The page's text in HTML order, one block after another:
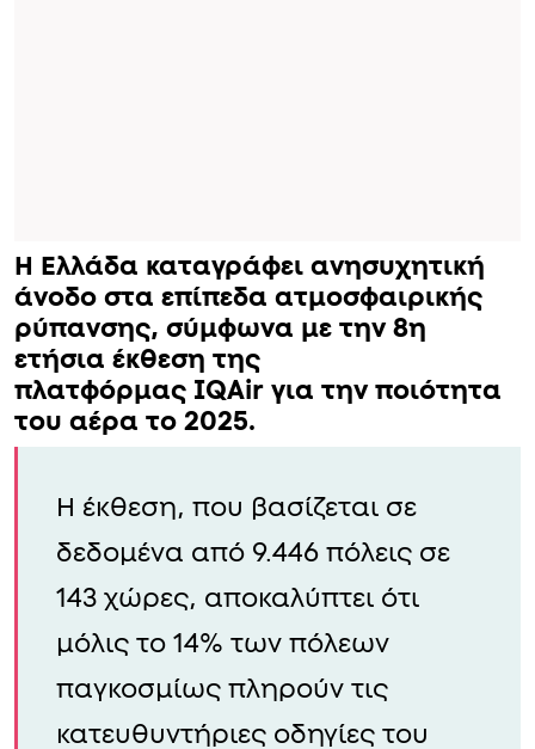
Η Ελλάδα καταγράφει ανησυχητική
άνοδο στα επίπεδα ατμοσφαιρικής
ρύπανσης, σύμφωνα με την 8η
ετήσια έκθεση της
πλατφόρμας IQAir για την ποιότητα
του αέρα το 2025.
Η έκθεση, που βασίζεται σε
δεδομένα από 9.446 πόλεις σε
143 χώρες, αποκαλύπτει ότι
μόλις το 14% των πόλεων
παγκοσμίως πληρούν τις
κατευθυντήριες οδηγίες του